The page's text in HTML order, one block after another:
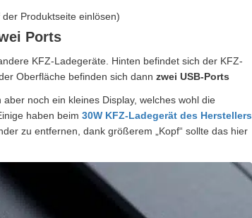
Produktseite einlösen)
Ports
KFZ-Ladegeräte. Hinten befindet sich der KFZ-
Oberfläche befinden sich dann zwei USB-Ports
noch ein kleines Display, welches wohl die
haben beim 30W KFZ-Ladegerät des Herstellers
zu entfernen, dank größerem „Kopf“ sollte das hier